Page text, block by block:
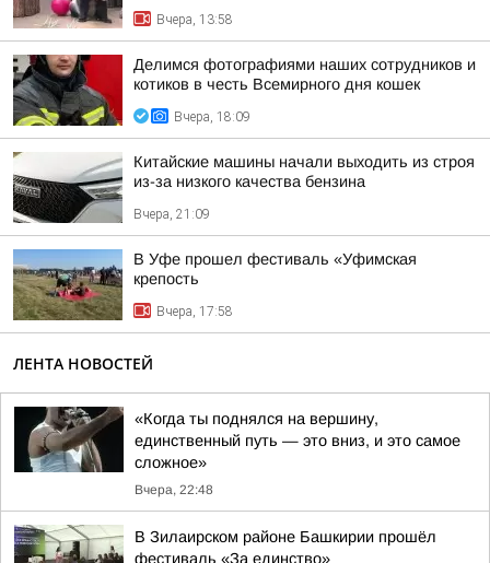
Вчера, 13:58
Делимся фотографиями наших сотрудников и
котиков в честь Всемирного дня кошек
Вчера, 18:09
Китайские машины начали выходить из строя
из-за низкого качества бензина
Вчера, 21:09
В Уфе прошел фестиваль «Уфимская
крепость
Вчера, 17:58
ЛЕНТА НОВОСТЕЙ
«Когда ты поднялся на вершину,
единственный путь — это вниз, и это самое
сложное»
Вчера, 22:48
В Зилаирском районе Башкирии прошёл
фестиваль «За единство»